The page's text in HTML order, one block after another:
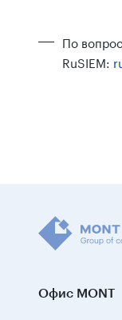
По
RuSIEM:
Офис MONT